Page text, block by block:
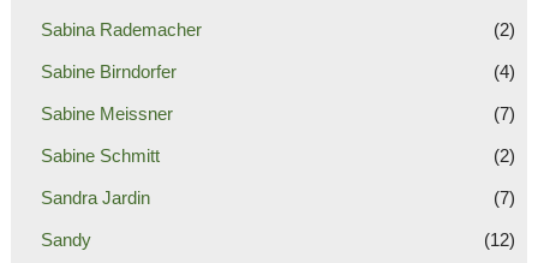
Sabina Rademacher (2)
Sabine Birndorfer (4)
Sabine Meissner (7)
Sabine Schmitt (2)
Sandra Jardin (7)
Sandy (12)